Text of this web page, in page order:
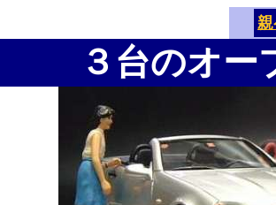
３台のオー